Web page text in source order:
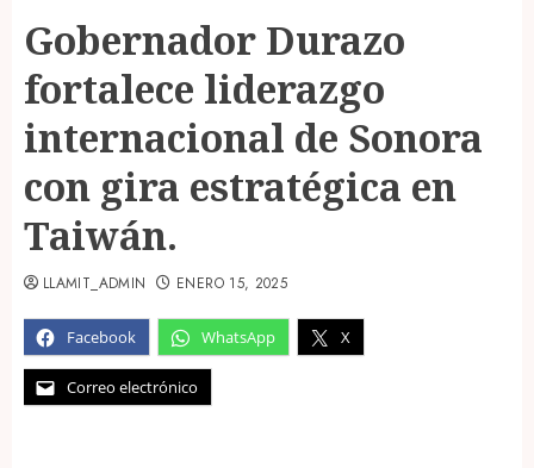
Gobernador Durazo
fortalece liderazgo
internacional de Sonora
con gira estratégica en
Taiwán.
Facebook WhatsApp X
Correo electrónico
LLAMIT_ADMIN ENERO 15, 2025